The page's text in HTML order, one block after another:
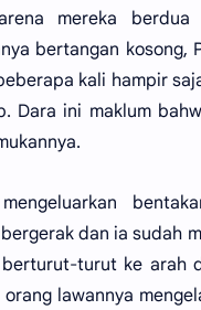
mereka berdua
bertangan kosong,
kali hampir
Dara ini maklum
dan ia sudah
turut ke arah
lawannya